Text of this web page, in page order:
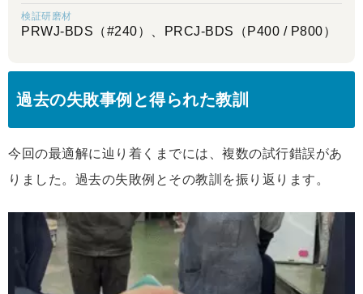
検証研磨材
PRWJ-BDS（#240）、PRCJ-BDS（P400 / P800）
過去の失敗事例と得られた教訓
今回の最適解に辿り着くまでには、複数の試行錯誤があ
りました。過去の失敗例とその教訓を振り返ります。